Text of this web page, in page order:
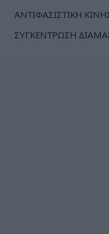
ΑΝΤΙΦΑΣΙΣΤΙΚΗ
ΣΥΓΚΕΝΤΡΩΣΗ